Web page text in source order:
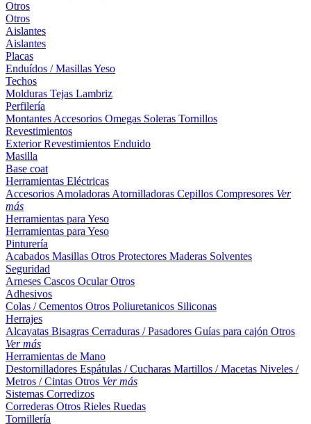
Otros
Otros
Aislantes
Aislantes
Placas
Enduídos / MasillasYeso
Techos
Molduras Tejas Lambriz
Perfilería
Montantes Accesorios Omegas Soleras Tornillos
Revestimientos
ExteriorRevestimientos Enduido
Masilla
Base coat
Herramientas Eléctricas
Accesorios Amoladoras Atornilladoras Cepillos Compresores Ver
más
Herramientas para Yeso
Herramientas para Yeso
Pinturería
Acabados Masillas Otros Protectores Maderas Solventes
Seguridad
Arneses Cascos OcularOtros
Adhesivos
Colas / Cementos Otros Poliuretanicos Siliconas
Herrajes
Alcayatas Bisagras Cerraduras / Pasadores Guías para cajón Otros
Ver más
Herramientas de Mano
Destornilladores Espátulas / Cucharas Martillos / Macetas Niveles /
Metros / Cintas Otros Ver más
Sistemas Corredizos
Correderas Otros Rieles Ruedas
Tornillería